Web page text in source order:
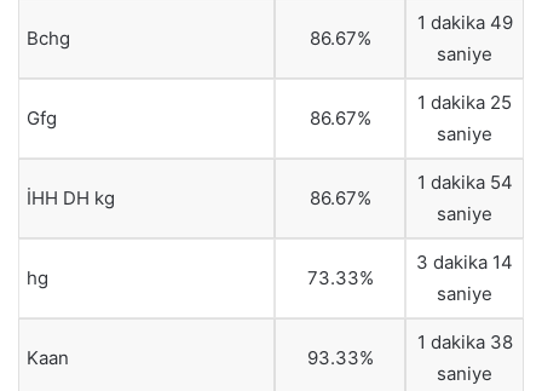
Bchg 86.67%
1 dakika 49
saniye
Gfg 86.67%
1 dakika 25
saniye
İHH DH kg 86.67%
1 dakika 54
saniye
hg 73.33%
3 dakika 14
saniye
Kaan 93.33%
1 dakika 38
saniye